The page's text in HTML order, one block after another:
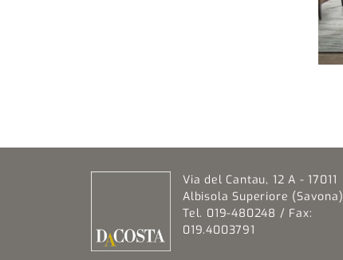
Via del Cantau, 12 A - 17011
Albisola Superiore (Savona)
Tel. 019-480248 / Fax:
019.4003791